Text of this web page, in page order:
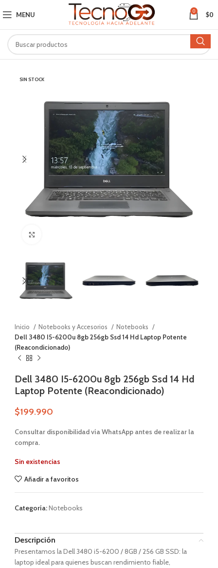
MENU 0 $0
SIN STOCK
Inicio Notebooks y Accesorios
Notebooks
Dell 3480 I5-6200u 8gb 256gb Ssd 14 Hd Laptop Potente
(Reacondicionado)
Dell 3480 I5-6200u 8gb 256gb Ssd 14 Hd
Laptop Potente (Reacondicionado)
$199.990
Consultar disponibilidad vía WhatsApp antes de realizar la
compra.
Sin existencias
Añadir a favoritos
Categoría:Notebooks
Descripción
Presentamos la Dell 3480 i5-6200 / 8GB / 256 GB SSD: la
laptop ideal para quienes buscan rendimiento fiable,